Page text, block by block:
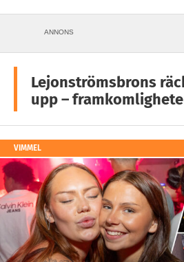
ANNONS
Lejonströmsbrons
upp –
VIMMEL